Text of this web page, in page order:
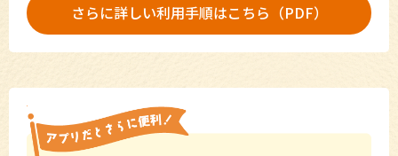
さらに詳しい利用手順はこちら（PDF）